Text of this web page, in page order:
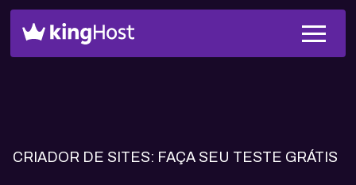
CRIADOR DE SITES: FAÇA SEU TESTE GRÁTIS